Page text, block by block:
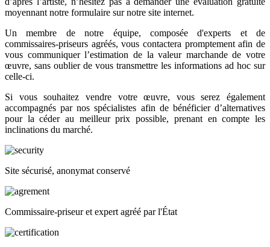
moyennant notre formulaire sur notre site internet.
Un membre de notre équipe, composée d'experts et de
commissaires-priseurs agréés, vous contactera promptement afin de
vous communiquer l’estimation de la valeur marchande de votre
œuvre, sans oublier de vous transmettre les informations ad hoc sur
celle-ci.
Si vous souhaitez vendre votre œuvre, vous serez également
accompagnés par nos spécialistes afin de bénéficier d’alternatives
pour la céder au meilleur prix possible, prenant en compte les
inclinations du marché.
Site sécurisé, anonymat conservé
Commissaire-priseur et expert agréé par l'État